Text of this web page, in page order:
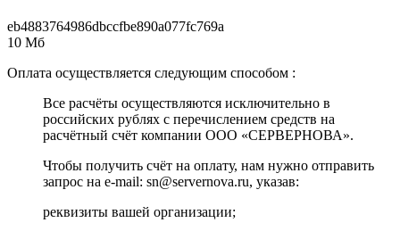
eb4883764986dbccfbe890a077fc769a
10 Мб
Оплата осуществляется следующим способом :
Все расчёты осуществляются исключительно в
российских рублях с перечислением средств на
расчётный счёт компании ООО «СЕРВЕРНОВА».
Чтобы получить счёт на оплату, нам нужно отправить
запрос на e-mail: sn@servernova.ru, указав:
реквизиты вашей организации;